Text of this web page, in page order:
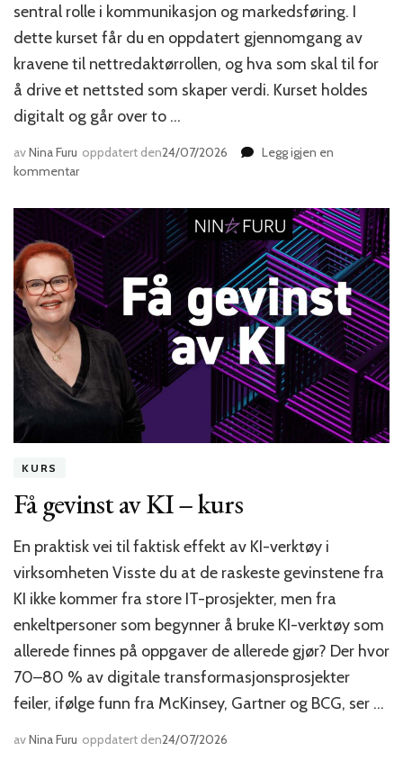
sentral rolle i kommunikasjon og markedsføring. I
dette kurset får du en oppdatert gjennomgang av
kravene til nettredaktørrollen, og hva som skal til for
å drive et nettsted som skaper verdi. Kurset holdes
digitalt og går over to …
avNina Furu oppdatert den24/07/2026
Legg igjen en
kommentartil
nye
nettredaktøren
–
kurs
KURS
Få gevinst av KI – kurs
En praktisk vei til faktisk effekt av KI-verktøy i
virksomheten Visste du at de raskeste gevinstene fra
KI ikke kommer fra store IT-prosjekter, men fra
enkeltpersoner som begynner å bruke KI-verktøy som
allerede finnes på oppgaver de allerede gjør? Der hvor
70–80 % av digitale transformasjonsprosjekter
feiler, ifølge funn fra McKinsey, Gartner og BCG, ser …
avNina Furu oppdatert den24/07/2026